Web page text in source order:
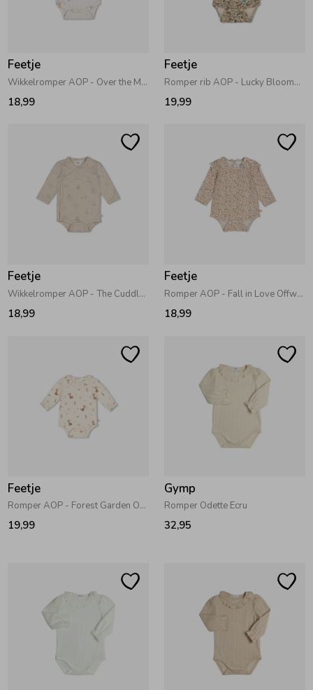
Zwemkleding
Jassen
Overhemden
Colberts & Gilets
Rompers
Regenkleding &-laarzen
Zomeraccessoires
Beenmode
Zwemkleding
Jassen
Overhemden
Jurken
Jumpsuits
Blazers & Gilets
Rompers
Regenkleding &-laarzen
Zomeraccessoires
Cadeaubonnen
Haaraccessoires
Babyaccessoires
Verzorgingsproducten
Winteraccessoires
Winterjassen
Zomerjassen
Zwemvesten & Zwembandjes
Winterjassen
Zomerjassen
Feetje
Wikkelromper AOP - Over the Moon for You Offwhite
18,99
Feetje
Romper rib AOP - Lucky Bloombird Offwhite
19,99
Feetje
Wikkelromper AOP - The Cuddle Company Taupe melange
18,99
Feetje
Romper AOP - Fall in Love Offwhite
18,99
Feetje
Romper AOP - Forest Garden Offwhite
19,99
Gymp
Romper Odette Ecru
32,95